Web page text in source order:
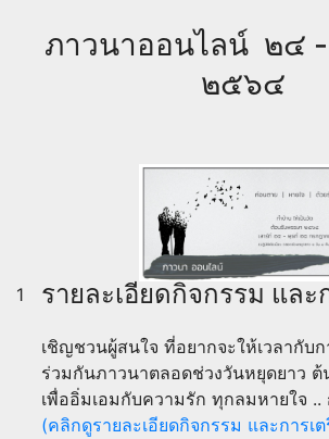
ภาวนาออนไลน์ ๒๔
๒๕๖๔
1 รายละเอียดกิจกรรม และ
เชิญชวนผู้สนใจ ที่อยากจะให้เวลากับ
ร่วมกันภาวนาตลอดช่วงวันหยุดยาว
เพื่ออิ่มเอมกับความรัก ทุกลมหายใจ ..
(คลิกดูรายละเอียดกิจกรรม และการเ